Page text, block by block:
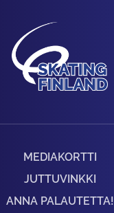
MEDIAKORTTI
JUTTUVINKKI
ANNA PALAUTETTA!